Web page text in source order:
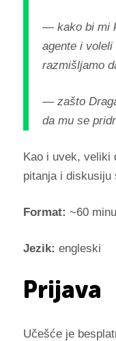
— kako bi mi
agente i voleli
razmišljamo
— zašto
da mu se
Kao i uvek, veliki
pitanja i diskusiju
Format: ~60
Jezik: engleski
Prijava
Učešće je